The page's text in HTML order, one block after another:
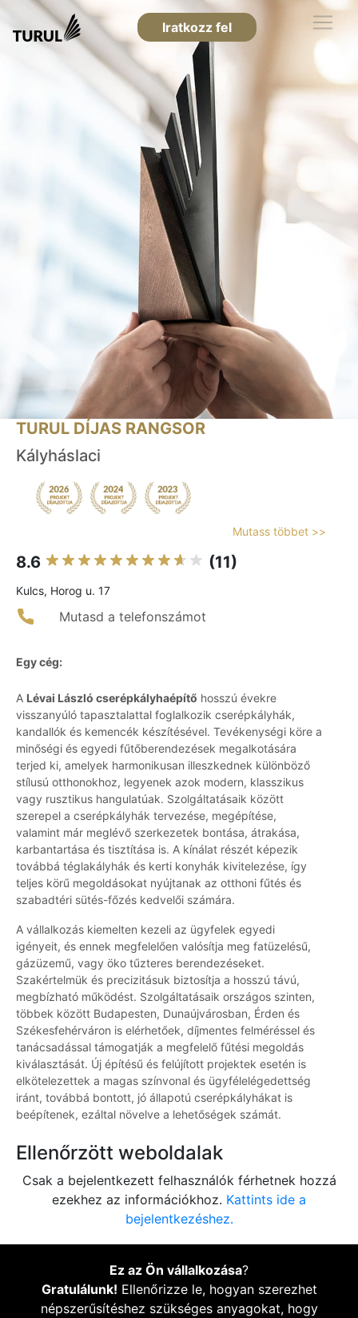
Iratkozz fel
TURUL DÍJAS RANGSOR
Kályháslaci
Mutass többet >>
8.6 (11)
Kulcs, Horog u. 17
Mutasd a telefonszámot
Egy cég:
A Lévai László cserépkályhaépítő hosszú évekre
visszanyúló tapasztalattal foglalkozik cserépkályhák,
kandallók és kemencék készítésével. Tevékenységi köre a
minőségi és egyedi fűtőberendezések megalkotására
terjed ki, amelyek harmonikusan illeszkednek különböző
stílusú otthonokhoz, legyenek azok modern, klasszikus
vagy rusztikus hangulatúak. Szolgáltatásaik között
szerepel a cserépkályhák tervezése, megépítése,
valamint már meglévő szerkezetek bontása, átrakása,
karbantartása és tisztítása is. A kínálat részét képezik
továbbá téglakályhák és kerti konyhák kivitelezése, így
teljes körű megoldásokat nyújtanak az otthoni fűtés és
szabadtéri sütés-főzés kedvelői számára.
A vállalkozás kiemelten kezeli az ügyfelek egyedi
igényeit, és ennek megfelelően valósítja meg fatüzelésű,
gázüzemű, vagy öko tűzteres berendezéseket.
Szakértelmük és precizitásuk biztosítja a hosszú távú,
megbízható működést. Szolgáltatásaik országos szinten,
többek között Budapesten, Dunaújvárosban, Érden és
Székesfehérváron is elérhetőek, díjmentes felméréssel és
tanácsadással támogatják a megfelelő fűtési megoldás
kiválasztását. Új építésű és felújított projektek esetén is
elkötelezettek a magas színvonal és ügyfélelégedettség
iránt, továbbá bontott, jó állapotú cserépkályhákat is
beépítenek, ezáltal növelve a lehetőségek számát.
Ellenőrzött weboldalak
Csak a bejelentkezett felhasználók férhetnek hozzá
ezekhez az információkhoz. Kattints ide a
bejelentkezéshez.
Ez az Ön vállalkozása?
Gratulálunk! Ellenőrizze le, hogyan szerezhet
népszerűsítéshez szükséges anyagokat, hogy